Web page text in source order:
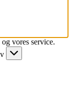
vores service.